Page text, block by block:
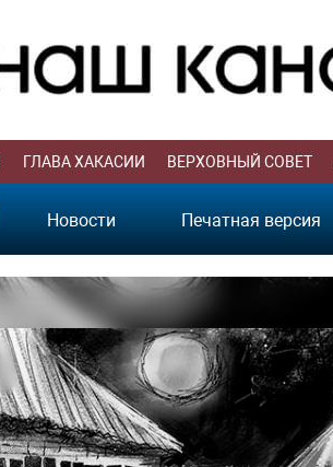
ГЛАВА ХАКАСИИ ВЕРХОВНЫЙ СОВЕТ
Новости Печатная версия